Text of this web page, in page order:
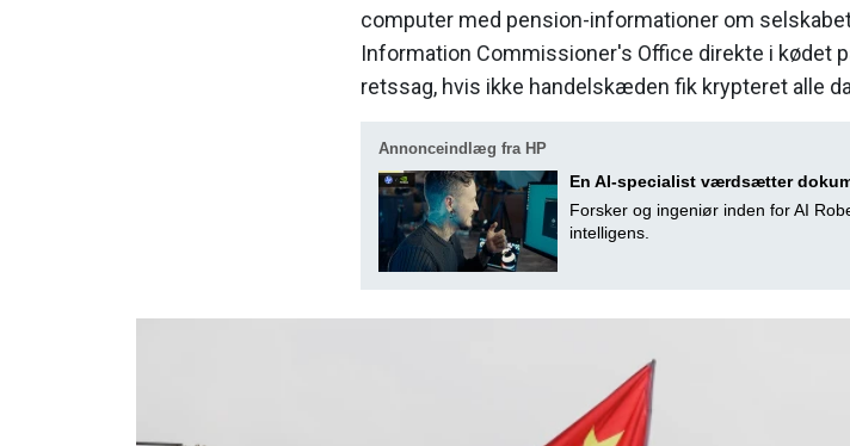
computer med pension-informationer om
Information Commissioner's Office direkte i kødet
retssag, hvis ikke handelskæden fik krypteret alle
Annonceindlæg fra HP
En AI-specialist værdsætter
Forsker og ingeniør inden for AI
intelligens.